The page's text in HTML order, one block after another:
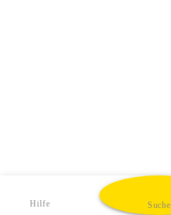
Hilfe Suche